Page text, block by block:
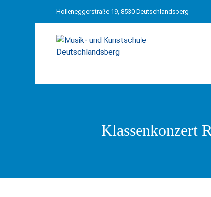
Holleneggerstraße 19, 8530 Deutschlandsberg
Klassenkonzert